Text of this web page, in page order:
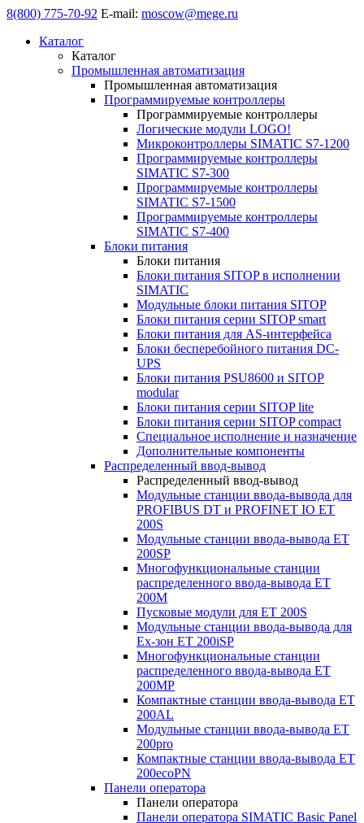
8(800) 775-70-92 E-mail: moscow@mege.ru
Каталог
Каталог
Промышленная автоматизация
Промышленная автоматизация
Программируемые контроллеры
Программируемые контроллеры
Логические модули LOGO!
Микроконтроллеры SIMATIC S7-1200
Программируемые контроллеры
SIMATIC S7-300
Программируемые контроллеры
SIMATIC S7-1500
Программируемые контроллеры
SIMATIC S7-400
Блоки питания
Блоки питания
Блоки питания SITOP в исполнении
SIMATIC
Модульные блоки питания SITOP
Блоки питания серии SITOP smart
Блоки питания для AS-интерфейса
Блоки бесперебойного питания DC-
UPS
Блоки питания PSU8600 и SITOP
modular
Блоки питания серии SITOP lite
Блоки питания серии SITOP compact
Специальное исполнение и назначение
Дополнительные компоненты
Распределенный ввод-вывод
Распределенный ввод-вывод
Модульные станции ввода-вывода для
PROFIBUS DT и PROFINET IO ET
200S
Модульные станции ввода-вывода ET
200SP
Многофункциональные станции
распределенного ввода-вывода ET
200M
Пусковые модули для ET 200S
Модульные станции ввода-вывода для
Ex-зон ET 200iSP
Многофункциональные станции
распределенного ввода-вывода ET
200MP
Компактные станции ввода-вывода ET
200AL
Модульные станции ввода-вывода ET
200pro
Компактные станции ввода-вывода ET
200ecoPN
Панели оператора
Панели оператора
Панели оператора SIMATIC Basic Panel